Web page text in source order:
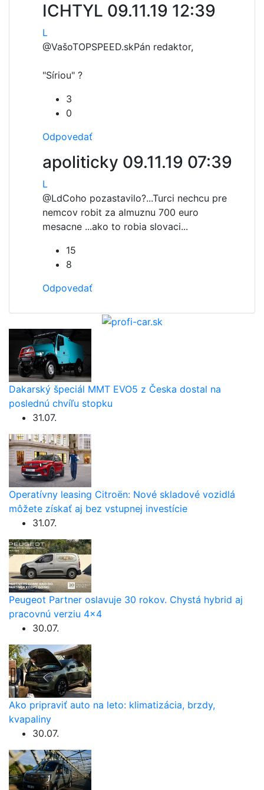
ICHTYL 09.11.19 12:39
L
@VašoTOPSPEED.skPán redaktor,
"Síriou" ?
3
0
Odpovedať
apoliticky 09.11.19 07:39
L
@LdCoho pozastavilo?...Turci nechcu pre
nemcov robit za almuznu 700 euro
mesacne ...ako to robia slovaci...
15
8
Odpovedať
Dakarský špeciál MMT EVO5 z Česka dostal na
poslednú chvíľu stopku
31.07.
Operatívny leasing Citroën: Nové skladové vozidlá
môžete získať aj bez vstupnej investície
31.07.
Peugeot Partner oslavuje 30 rokov. Chystá hybrid aj
pracovnú verziu 4×4
30.07.
Ako pripraviť auto na leto: klimatizácia, brzdy,
kvapaliny
30.07.